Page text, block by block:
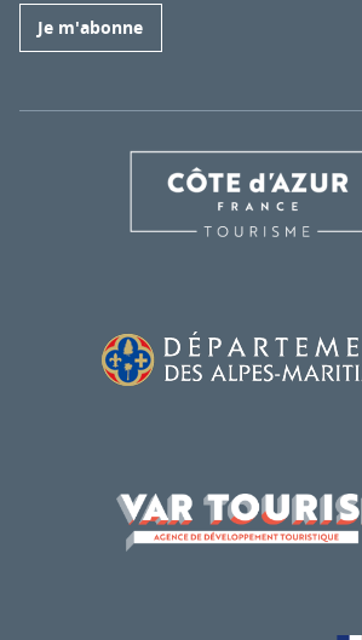
Je m'abonne